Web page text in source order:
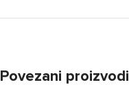
Povezani proizvodi